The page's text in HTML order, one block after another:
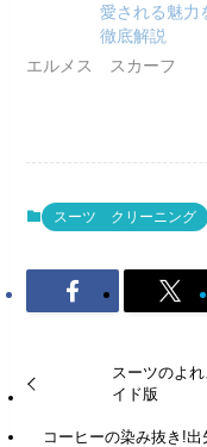
愛される魅力
徹底解説
エルメス スカーフ
スーツ クリーニング
スーツのよ
イド版
コーヒーの染み抜き!